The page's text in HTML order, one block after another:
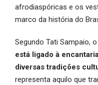
afrodiaspóricas e os
marco da história do
Segundo Tati Sampaio, o
está ligado à
diversas tradições
representa aquilo que